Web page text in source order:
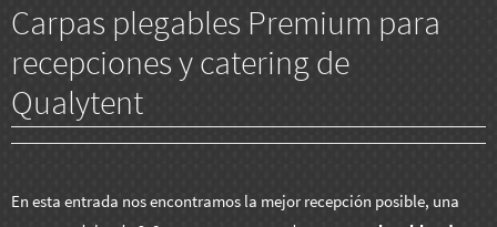
Carpas plegables Premium para
recepciones y catering de
Qualytent
En esta entrada nos encontramos la mejor recepción posible, una